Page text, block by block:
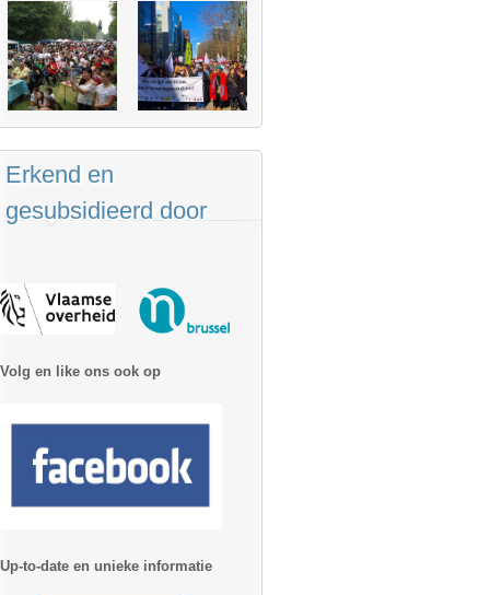
Erkend en
gesubsidieerd door
Volg en like ons ook op
Up-to-date en unieke informatie